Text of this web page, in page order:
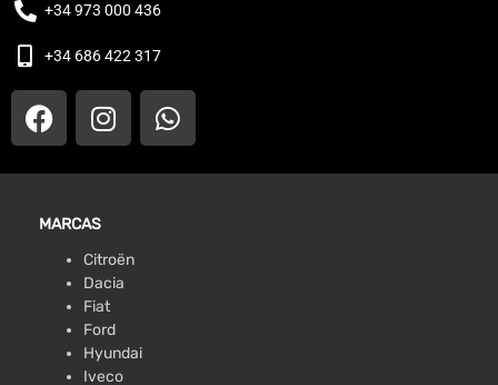
+34 973 000 436
+34 686 422 317
MARCAS
Citroën
Dacia
Fiat
Ford
Hyundai
Iveco